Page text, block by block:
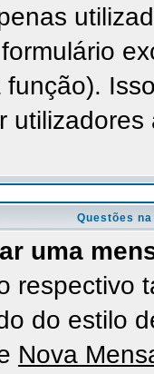
utilizadores
Questões
uma
respectivo
do estilo
Nova